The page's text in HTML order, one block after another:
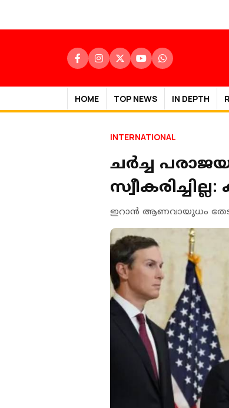
HOME TOP NEWS IN DEPTH
INTERNATIONAL
ചര്‍ച്ച
ഇറാന്‍ ആണവായുധം